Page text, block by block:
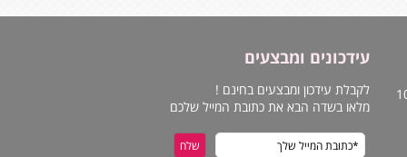
עידכונים ומבצעים
לקבלת עידכון ומבצעים בחינם !
מלאו בשדה הבא את כתובת המייל שלכם